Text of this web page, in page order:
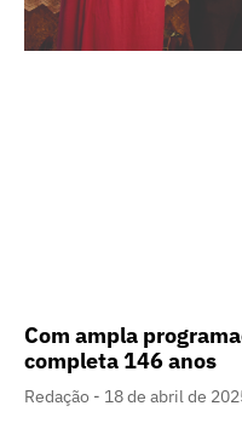
Com ampla
completa 146 anos
Redação
18 de abril de